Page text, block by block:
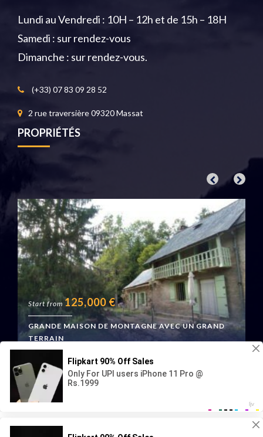
Lundi au Vendredi : 10H – 12h et de 15h – 18H
Samedi : sur rendez-vous
Dimanche : sur rendez-vous.
(+33) 07 83 09 28 52
2 rue traversière 09320 Massat
PROPRIÉTÉS
Start from 125,000 €
GRANDE MAISON DE MONTAGNE AVEC UN GRAND
TERRAIN
Boussenac, France